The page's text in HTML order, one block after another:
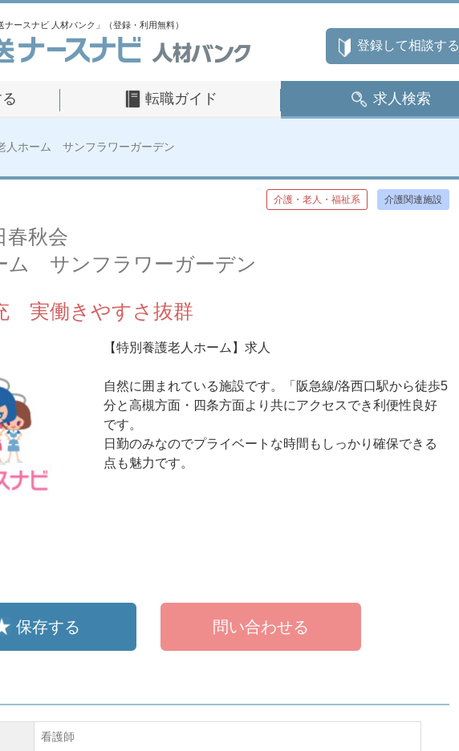
ースナビ 人材バンク」（登録・利用無料）
登録して相談する
転職ガイド 求人検索
人ホーム サンフラワーガーデン
介護・老人・福祉系 介護関連施設
春秋会
ム サンフラワーガーデン
実働きやすさ抜群
【特別養護老人ホーム】求人
自然に囲まれている施設です。「阪急線/洛西口駅から徒歩5
分と高槻方面・四条方面より共にアクセスでき利便性良好
です。
日勤のみなのでプライベートな時間もしっかり確保できる
点も魅力です。
保存する 問い合わせる
看護師